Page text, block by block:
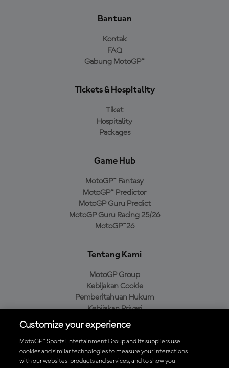
Bantuan
Kontak
FAQ
Gabung MotoGP™
Tickets & Hospitality
Tiket
Hospitality
Packages
Game Hub
MotoGP™ Fantasy
MotoGP™ Predictor
MotoGP Guru Predict
MotoGP Guru Racing 25/26
MotoGP™26
Tentang Kami
MotoGP Group
Kebijakan Cookie
Pemberitahuan Hukum
Kebijakan Privasi
Kebijakan Pembelian
Unduh Aplikasi Resmi MotoGP™
Customize your experience
MotoGP™ Sports Entertainment Group and its suppliers use
cookies and similar technologies to measure your interactions
with our websites, products and services, and to show you